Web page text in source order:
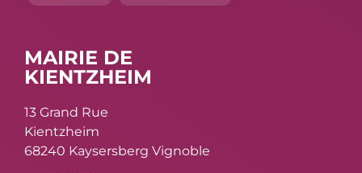
MAIRIE DE
KIENTZHEIM
13 Grand Rue
Kientzheim
68240 Kaysersberg Vignoble